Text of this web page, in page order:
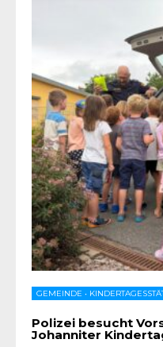
GEMEINDE •
Polizei besucht
Johanniter